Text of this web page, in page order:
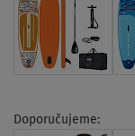
Doporučujeme: